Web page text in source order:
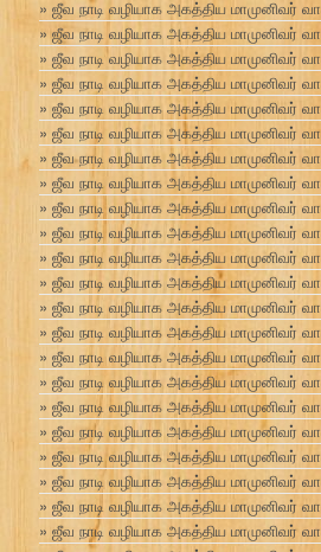
ஜீவ நாடி வழியாக அகத்திய மாமுனிவர்
ஜீவ நாடி வழியாக அகத்திய மாமுனிவர்
ஜீவ நாடி வழியாக அகத்திய மாமுனிவர்
ஜீவ நாடி வழியாக அகத்திய மாமுனிவர்
ஜீவ நாடி வழியாக அகத்திய மாமுனிவர்
ஜீவ நாடி வழியாக அகத்திய மாமுனிவர்
ஜீவ நாடி வழியாக அகத்திய மாமுனிவர்
ஜீவ நாடி வழியாக அகத்திய மாமுனிவர்
ஜீவ நாடி வழியாக அகத்திய மாமுனிவர்
ஜீவ நாடி வழியாக அகத்திய மாமுனிவர்
ஜீவ நாடி வழியாக அகத்திய மாமுனிவர்
ஜீவ நாடி வழியாக அகத்திய மாமுனிவர்
ஜீவ நாடி வழியாக அகத்திய மாமுனிவர்
ஜீவ நாடி வழியாக அகத்திய மாமுனிவர்
ஜீவ நாடி வழியாக அகத்திய மாமுனிவர்
ஜீவ நாடி வழியாக அகத்திய மாமுனிவர்
ஜீவ நாடி வழியாக அகத்திய மாமுனிவர்
ஜீவ நாடி வழியாக அகத்திய மாமுனிவர்
ஜீவ நாடி வழியாக அகத்திய மாமுனிவர்
ஜீவ நாடி வழியாக அகத்திய மாமுனிவர்
ஜீவ நாடி வழியாக அகத்திய மாமுனிவர்
ஜீவ நாடி வழியாக அகத்திய மாமுனிவர்